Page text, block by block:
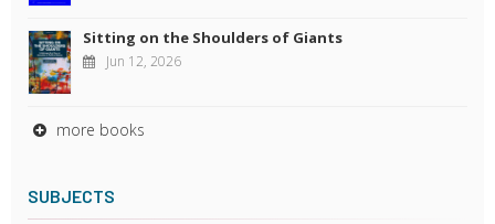
Sitting on the Shoulders of Giants
Jun 12, 2026
more books
SUBJECTS